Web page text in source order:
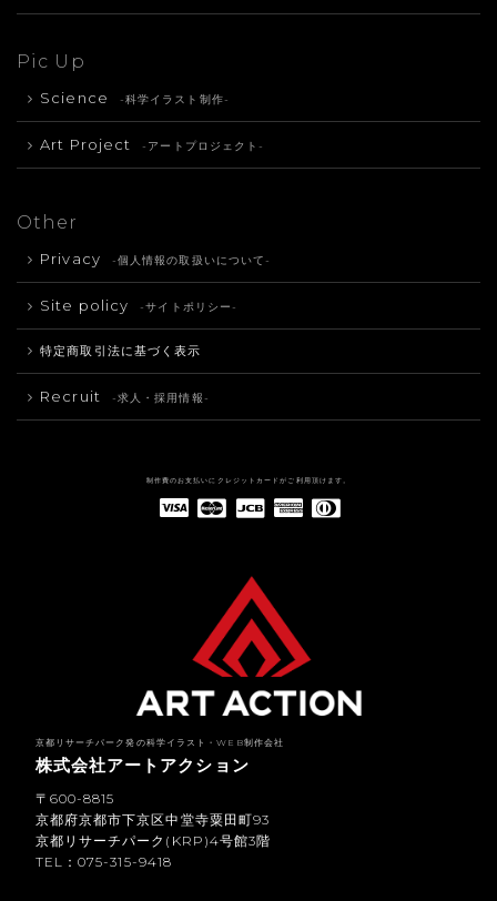
Pic Up
Science -科学イラスト制作-
Art Project -アートプロジェクト-
Other
Privacy -個人情報の取扱いについて-
Site policy -サイトポリシー-
特定商取引法に基づく表示
Recruit -求人・採用情報-
制作費のお支払いにクレジットカードがご利用頂けます。
京都リサーチパーク発の科学イラスト・WEB制作会社
株式会社アートアクション
〒600-8815
京都府京都市下京区中堂寺粟田町93
京都リサーチパーク(KRP)4号館3階
TEL：075-315-9418